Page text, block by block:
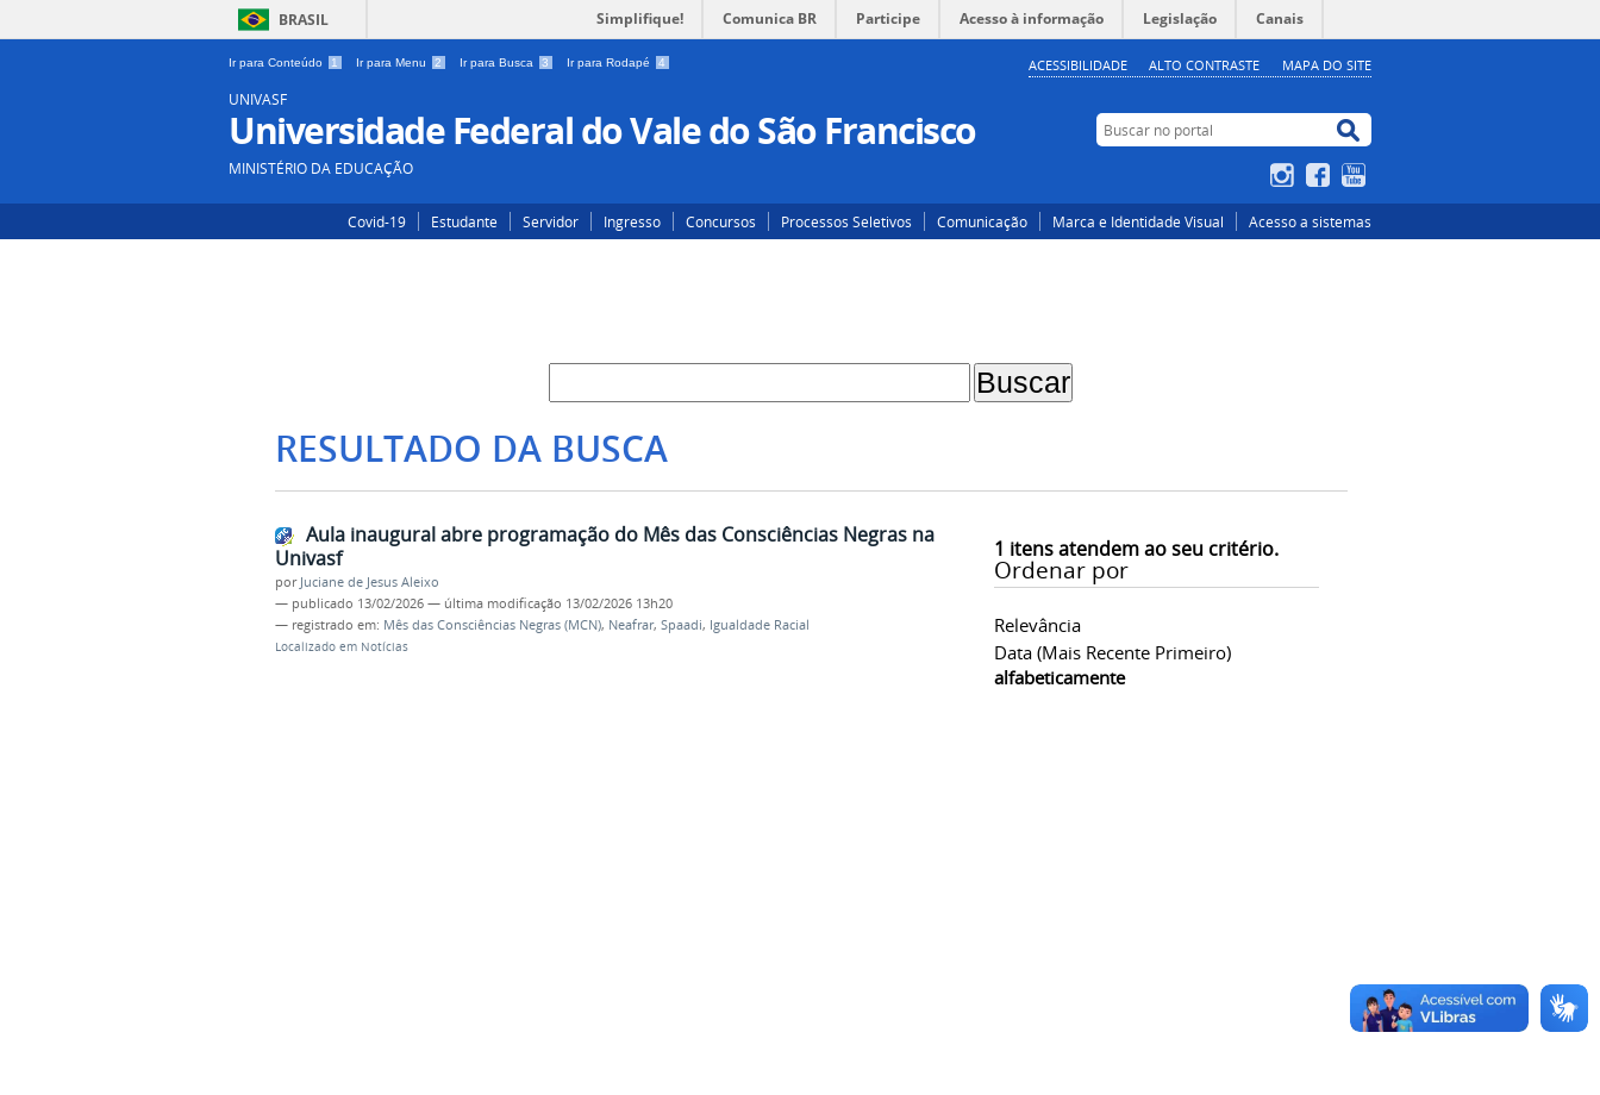
BRASIL Simplifique! Comunica BR Participe Acesso à informação Legislação Canais
Ir para Conteúdo 1 Ir para Menu 2 Ir para Busca 3 Ir para Rodapé 4 ACESSIBILIDADE ALTO CONTRASTE MAPA DO SITE
UNIVASF
Universidade Federal do Vale do São Francisco
MINISTÉRIO DA EDUCAÇÃO
Buscar no portal
Buscar no portal
InstagramFacebook
Covid-19 Estudante Servidor Ingresso Concursos Processos Seletivos Comunicação Marca e Identidade Visual Acesso a sistemas
RESULTADO DA BUSCA
1 itens atendem ao seu critério.
Ordenar por
Relevância
Data (mais Recente Primeiro)
alfabeticamente
Aula inaugural abre programação do Mês das Consciências Negras na
Univasf
por Juciane de Jesus Aleixo
— publicado 13/02/2026 — última modificação 13/02/2026 13h20
— registrado em: Mês das Consciências Negras (MCN), Neafrar, Spaadi, Igualdade Racial
Localizado em Notícias